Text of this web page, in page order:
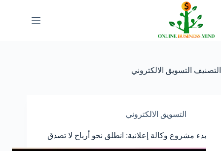
المحتوى
التصنيف التسويق الالكتروني
التسويق الالكتروني
بدء مشروع وكالة إعلانية: انطلق نحو أرباح لا تصدق